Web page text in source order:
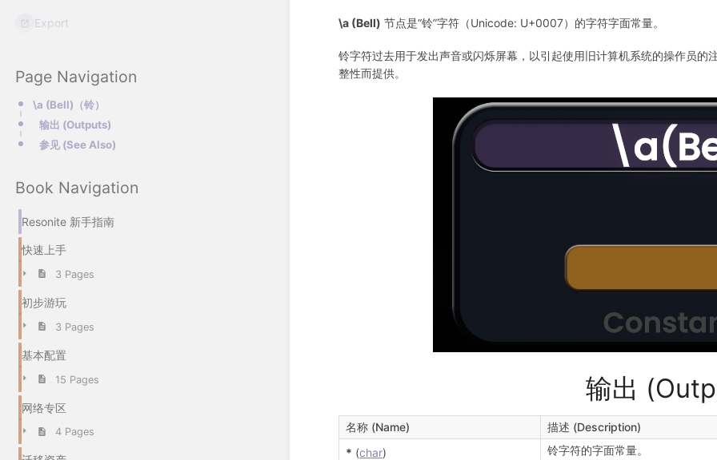
Export
Page Navigation
\a (Bell)（铃）
输出 (Outputs)
参见 (See Also)
Book Navigation
Resonite 新手指南
快速上手
3 Pages
初步游玩
3 Pages
基本配置
15 Pages
网络专区
4 Pages
\a (Bell) 节点是“铃”字符（Unicode: U+0007）的字符字面常量。
铃字符过去用于发出声音或闪烁屏幕，以引起使用旧计算机系统的操作员
整性而提供。
输出
名称 (Name)
描述 (Description)
* (char) 铃字符的字面常量。